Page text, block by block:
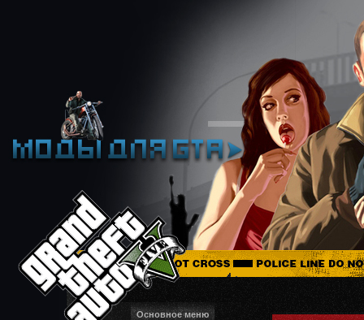
Основное меню